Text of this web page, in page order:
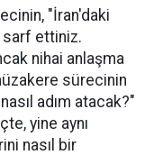
"İran'daki
sarf ettiniz.
nihai anlaşma
sürecinin
adım atacak?"
yine aynı
nasıl bir